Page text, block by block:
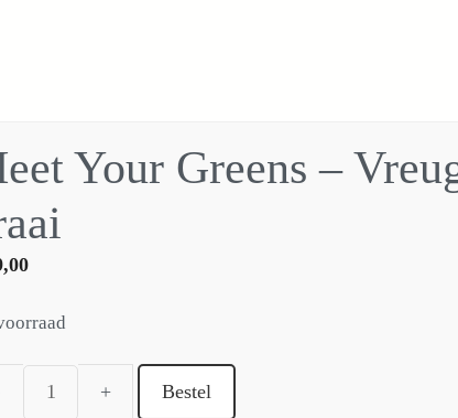
Your Greens –
Meet
Bestel